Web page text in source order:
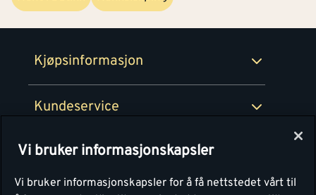
Kjøpsinformasjon
Retur- og angrerettsskjema
Kundeservice
Montér
Personvern
Vi bruker informasjonskapsler
Vi bruker informasjonskapsler for å få nettstedet vårt til